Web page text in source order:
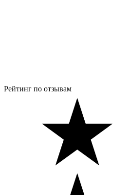
Рейтинг по отзывам